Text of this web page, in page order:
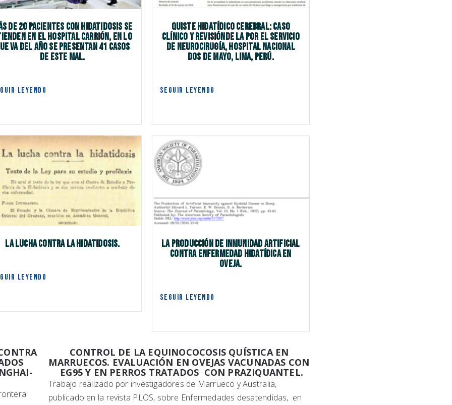
de 20 pacientes con hidatidosis se
en el Hospital Carrión, en lo
va del año se presentan 41 casos
de este mal.
LEYENDO
Quiste hidatídico cerebral: caso
clínico y revisiónde la por el Servicio
de Neurocirugía, Hospital Nacional
Dos de Mayo, Lima, Perú.
SEGUIR LEYENDO
La lucha contra la hidatidosis.
LEYENDO
La producción de inmunidad artificial
contra enfermedad hidatídica en
oveja.
SEGUIR LEYENDO
CONTROL DE LA EQUINOCOCOSIS QUÍSTICA EN
MARRUECOS. EVALUACIÓN EN OVEJAS VACUNADAS CON
EG95 Y EN PERROS TRATADOS CON PRAZIQUANTEL.
Trabajo realizado por investigadores de Marrueco y Australia,
publicado en la revista PLOS, sobre Enfermedades desatendidas, en